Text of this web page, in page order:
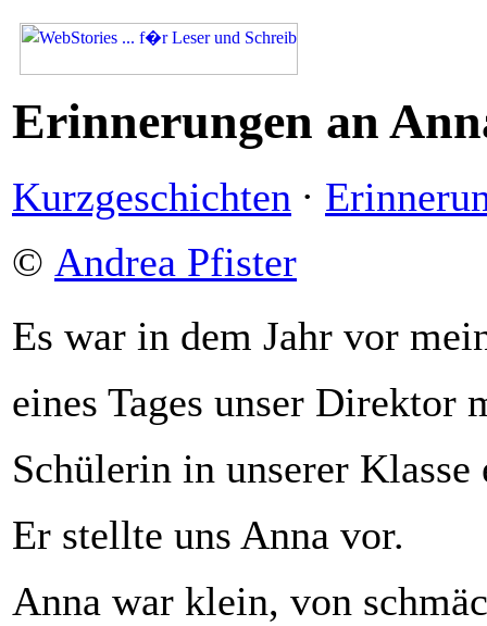
Erinnerungen an
Kurzgeschichten ·
© Andrea Pfister
Es war in dem Jahr vor
eines Tages unser Direktor
Schülerin in unserer Klasse
Er stellte uns Anna vor.
Anna war klein, von